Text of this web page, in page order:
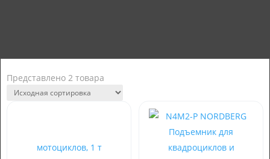
Представлено 2 товара